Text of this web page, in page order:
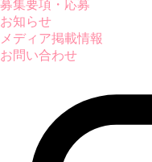
募集要項・応募
お知らせ
メディア掲載情報
お問い合わせ